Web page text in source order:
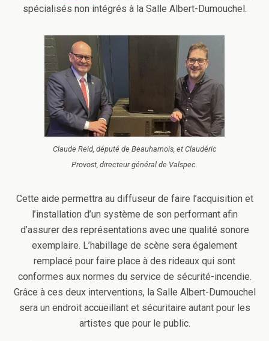
spécialisés non intégrés à la Salle Albert-Dumouchel.
Claude Reid, député de Beauharnois, et Claudéric
Provost, directeur général de Valspec.
Cette aide permettra au diffuseur de faire l’acquisition et
l’installation d’un système de son performant afin
d’assurer des représentations avec une qualité sonore
exemplaire. L’habillage de scène sera également
remplacé pour faire place à des rideaux qui sont
conformes aux normes du service de sécurité-incendie.
Grâce à ces deux interventions, la Salle Albert-Dumouchel
sera un endroit accueillant et sécuritaire autant pour les
artistes que pour le public.